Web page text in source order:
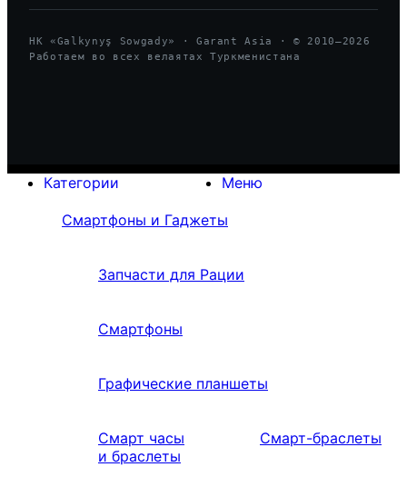
HK «Galkynyş Sowgady» · Garant Asia · © 2010—2026
Работаем во всех велаятах Туркменистана
Меню
Категории
Смартфоны и Гаджеты
Запчасти для Рации
Смартфоны
Графические планшеты
Смарт часы
и браслеты
Смарт-браслеты